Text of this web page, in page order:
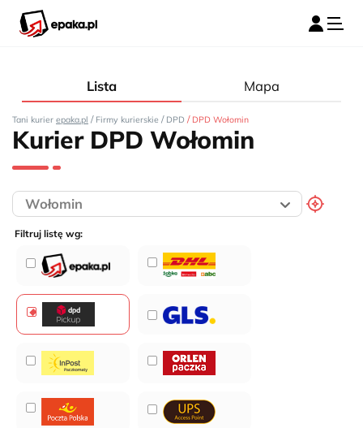
Lista Mapa
Tani kurier epaka.pl / Firmy kurierskie / DPD / DPD Wołomin
Kurier DPD Wołomin
Filtruj listę wg: